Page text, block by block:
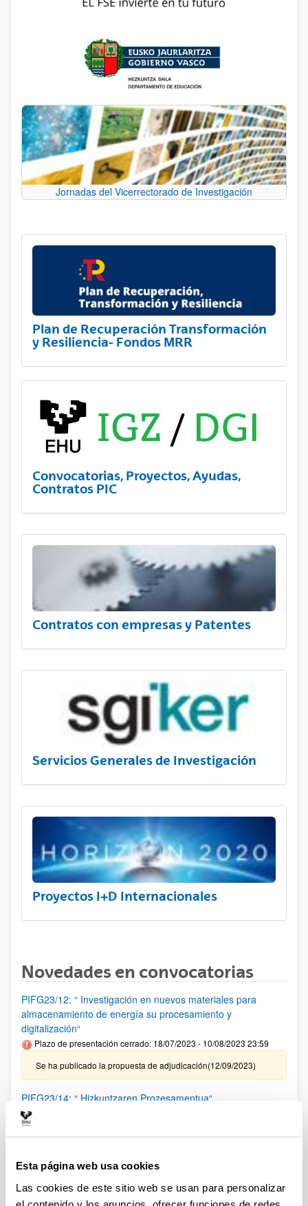
Esta página web usa cookies
Las cookies de este sitio web se usan para personalizar
Jornadas del Vicerrectorado de Investigación
Plan de Recuperación Transformación
y Resiliencia- Fondos MRR
Convocatorias, Proyectos, Ayudas,
Contratos PIC
Contratos con empresas y Patentes
Servicios Generales de Investigación
Proyectos I+D Internacionales
Novedades en convocatorias
PIFG23/12: “ Investigación en nuevos materiales para
almacenamiento de energía su procesamiento y
digitalización“
Plazo de presentación cerrado: 18/07/2023 - 10/08/2023 23:59
Se ha publicado la propuesta de adjudicación(12/09/2023)
PIFG23/14: “ Hizkuntzaren Prozesamentua“
Se ha publicado la propuesta de adjudicación(12/09/2023)
PIFG23/13: “ Modelado, simulación, emulación y Control de
Sistemas de Energía, así como de robótica móvil mediante
aprendizaje profundo y otras técnicas inteligentes“